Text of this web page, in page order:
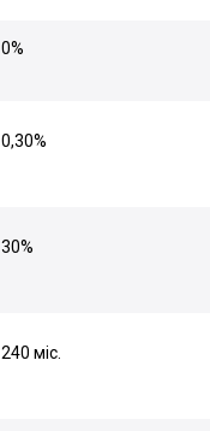
0%
0,30%
30%
240 міс.